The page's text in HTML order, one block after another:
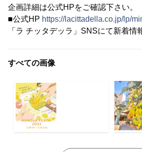
企画詳細は公式HPをご確認下さい。
■公式HP https://lacittadella.co.jp/lp/
「ラ チッタデッラ」SNSにて新着情
すべての画像